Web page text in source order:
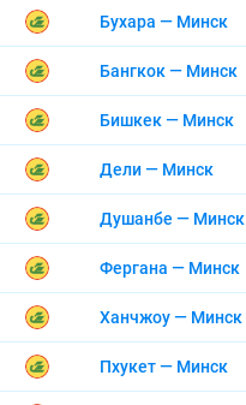
Бухара — Минск
Бангкок — Минск
Бишкек — Минск
Дели — Минск
Душанбе — Минск
Фергана — Минск
Ханчжоу — Минск
Пхукет — Минск